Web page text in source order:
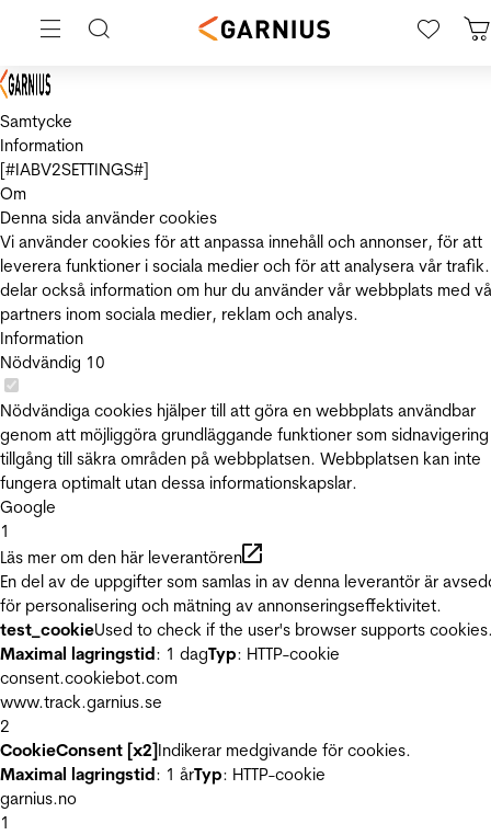
Samtycke
Information
[#IABV2SETTINGS#]
Om
Denna sida använder cookies
Vi använder cookies för att anpassa innehåll och annonser, för att
leverera funktioner i sociala medier och för att analysera vår
delar också information om hur du använder vår webbplats med
partners inom sociala medier, reklam och analys.
Information
Nödvändig 10
Nödvändiga cookies hjälper till att göra en webbplats användbar
genom att möjliggöra grundläggande funktioner som
tillgång till säkra områden på webbplatsen. Webbplatsen kan inte
fungera optimalt utan dessa informationskapslar.
Google
1
Läs mer om den här leverantören
En del av de uppgifter som samlas in av denna leverantör är
för personalisering och mätning av annonseringseffektivitet.
test_cookieUsed to check if the user's browser supports
Maximal lagringstid: 1 dagTyp: HTTP-cookie
consent.cookiebot.com
www.track.garnius.se
2
CookieConsent [x2]Indikerar medgivande för cookies.
Maximal lagringstid: 1 årTyp: HTTP-cookie
garnius.no
1